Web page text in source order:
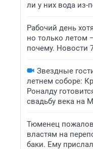
ли у них вода из-
Рабочий день
но только летом
почему. Новости
Звездные
летнем соборе:
Роналду
свадьбу века на
Тюменец
властям на
баки. Ему